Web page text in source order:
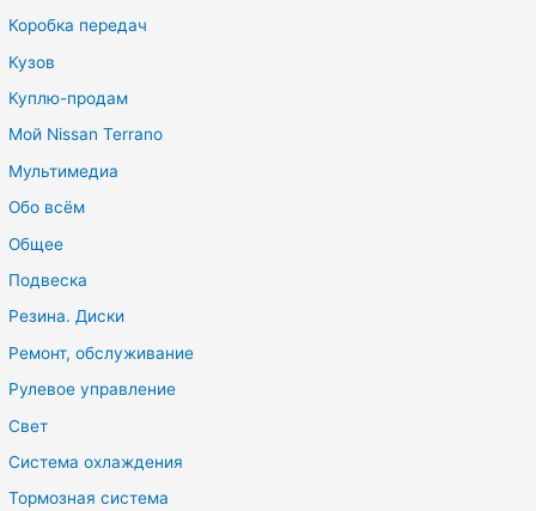
Коробка передач
Кузов
Куплю-продам
Мой Nissan Terrano
Мультимедиа
Обо всём
Общее
Подвеска
Резина. Диски
Ремонт, обслуживание
Рулевое управление
Свет
Система охлаждения
Тормозная система